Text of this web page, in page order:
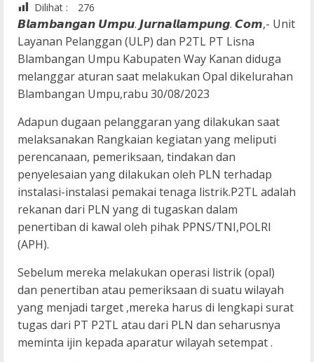
Dilihat :
276
𝘽𝙡𝙖𝙢𝙗𝙖𝙣𝙜𝙖𝙣 𝙐𝙢𝙥𝙪. 𝙅𝙪𝙧𝙣𝙖𝙡𝙡𝙖𝙢𝙥𝙪𝙣𝙜. 𝘾𝙤𝙢,- Unit
Layanan Pelanggan (ULP) dan P2TL PT Lisna
Blambangan Umpu Kabupaten Way Kanan diduga
melanggar aturan saat melakukan Opal dikelurahan
Blambangan Umpu,rabu 30/08/2023
Adapun dugaan pelanggaran yang dilakukan saat
melaksanakan Rangkaian kegiatan yang meliputi
perencanaan, pemeriksaan, tindakan dan
penyelesaian yang dilakukan oleh PLN terhadap
instalasi-instalasi pemakai tenaga listrik.P2TL adalah
rekanan dari PLN yang di tugaskan dalam
penertiban di kawal oleh pihak PPNS/TNI,POLRI
(APH).
Sebelum mereka melakukan operasi listrik (opal)
dan penertiban atau pemeriksaan di suatu wilayah
yang menjadi target ,mereka harus di lengkapi surat
tugas dari PT P2TL atau dari PLN dan seharusnya
meminta ijin kepada aparatur wilayah setempat .